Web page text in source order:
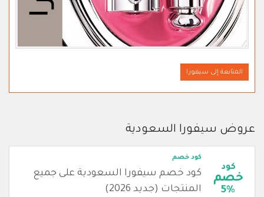
المتابعة إلى سيفورا
عروض سيفورا السعودية
كود
خصم
5%
كود خصم
كود خصم سيفورا السعودية على جميع
المنتجات (جديد 2026)